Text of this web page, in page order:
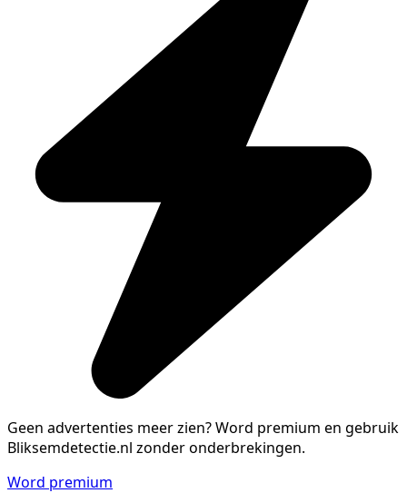
Geen advertenties meer zien?Word premium en gebruik
Bliksemdetectie.nl zonder onderbrekingen.
Word premium